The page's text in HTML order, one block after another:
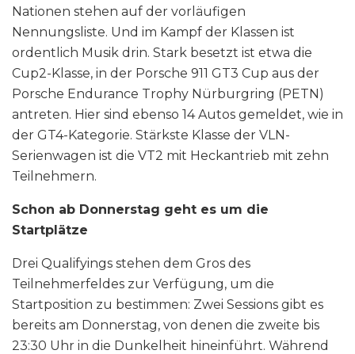
Nationen stehen auf der vorläufigen
Nennungsliste. Und im Kampf der Klassen ist
ordentlich Musik drin. Stark besetzt ist etwa die
Cup2-Klasse, in der Porsche 911 GT3 Cup aus der
Porsche Endurance Trophy Nürburgring (PETN)
antreten. Hier sind ebenso 14 Autos gemeldet, wie in
der GT4-Kategorie. Stärkste Klasse der VLN-
Serienwagen ist die VT2 mit Heckantrieb mit zehn
Teilnehmern.
Schon ab Donnerstag geht es um die
Startplätze
Drei Qualifyings stehen dem Gros des
Teilnehmerfeldes zur Verfügung, um die
Startposition zu bestimmen: Zwei Sessions gibt es
bereits am Donnerstag, von denen die zweite bis
23:30 Uhr in die Dunkelheit hineinführt. Während